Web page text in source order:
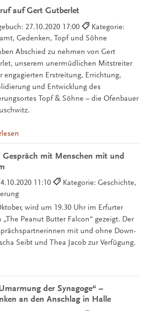
auf Gert Gutberlet
27.10.2020 17:00
Kategorie:
Gedenken, Topf und Söhne
Abschied zu nehmen von Gert
unserem unermüdlichen Mitstreiter
engagierten Erstreitung, Errichtung,
und Entwicklung des
Topf & Söhne – die Ofenbauer
mit Menschen mit und
11:10
Kategorie: Geschichte,
wird um 19.30 Uhr im Erfurter
Peanut Butter Falcon“ gezeigt. Der
mit und ohne Down-
Seibt und Thea Jacob zur Verfügung.
der Synagoge“ –
an den Anschlag in Halle